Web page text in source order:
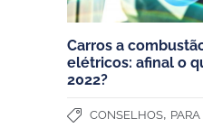
Carros a
elétricos: afinal o
2022?
CONSELHOS,